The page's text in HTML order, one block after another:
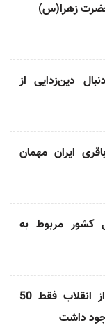
زهرا(س)
دین‌زدایی از
ایران مهمان
کشور مربوط به
امام جمعه اردبیل: قبل از انقلاب فقط 50
داشت